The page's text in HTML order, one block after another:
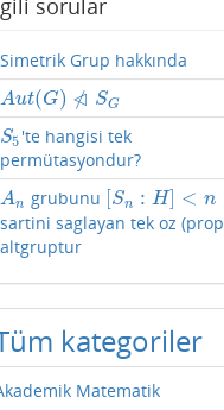
sorular
Simetrik Grup hakkında
Aut(G) ⋪ SG
Aut(G)⋪S G
S5
S5'te hangisi tek
permütasyondur?
An
An grubunu [Sn : H] < n
Sn: H ]<n
sartini saglayan tek oz
altgruptur
kategoriler
Matematik